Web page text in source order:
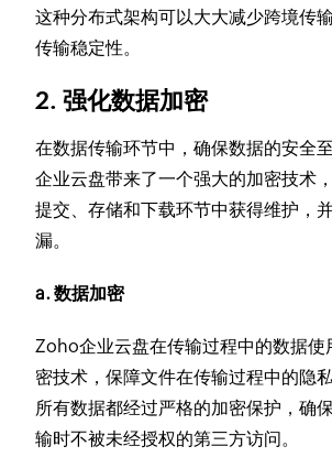
这种分布式架构可以大大减少跨境传
传输稳定性。
2. 强化数据加密
在数据传输环节中，确保数据的安全
企业云盘带来了一个强大的加密技术
提交、存储和下载环节中获得维护，
漏。
a. 数据加密
Zoho企业云盘在传输过程中的数据使
密技术，保障文件在传输过程中的隐
所有数据都经过严格的加密保护，确
输时不被未经授权的第三方访问。